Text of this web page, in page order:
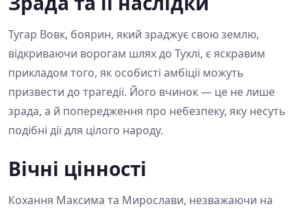
Тугар Вовк, боярин, який зраджує свою землю,
відкриваючи ворогам шлях до Тухлі, є яскравим
прикладом того, як особисті амбіції можуть
призвести до трагедії. Його вчинок — це не лише
зрада, а й попередження про небезпеку, яку несуть
подібні дії для цілого народу.
Вічні цінності
Кохання Максима та Мирослави, незважаючи на